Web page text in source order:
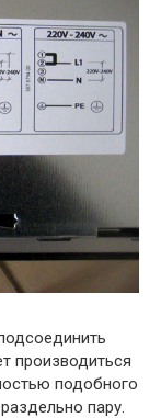
производиться
подобного
пару.